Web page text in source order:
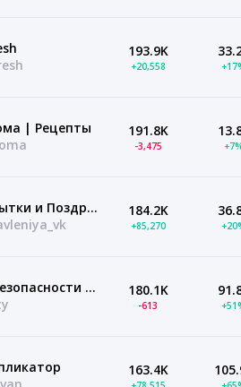
193.9K
+20,558
| Рецепты
191.8K
-3,475
и Поздравления
184.2K
+85,270
Центр Безопасности MAX
180.1K
-613
163.4K